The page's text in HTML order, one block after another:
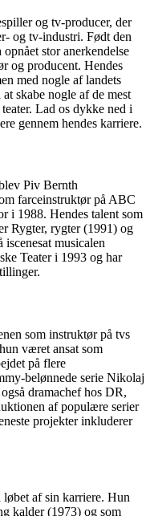
og tv-producer, der
og tv-industri. Født den
stor anerkendelse
og producent. Hendes
med nogle af landets
skabe nogle af de mest
Lad os dykke ned i
gennem hendes karriere.
Piv Bernth
farceinstruktør på ABC
i 1988. Hendes talent som
Rygter, rygter (1991) og
musicalen
Teater i 1993 og har
som instruktør på tvs
været ansat som
på flere
belønnede serie Nikolaj
dramachef hos DR,
af populære serier
projekter inkluderer
af sin karriere. Hun
kalder (1973) og som